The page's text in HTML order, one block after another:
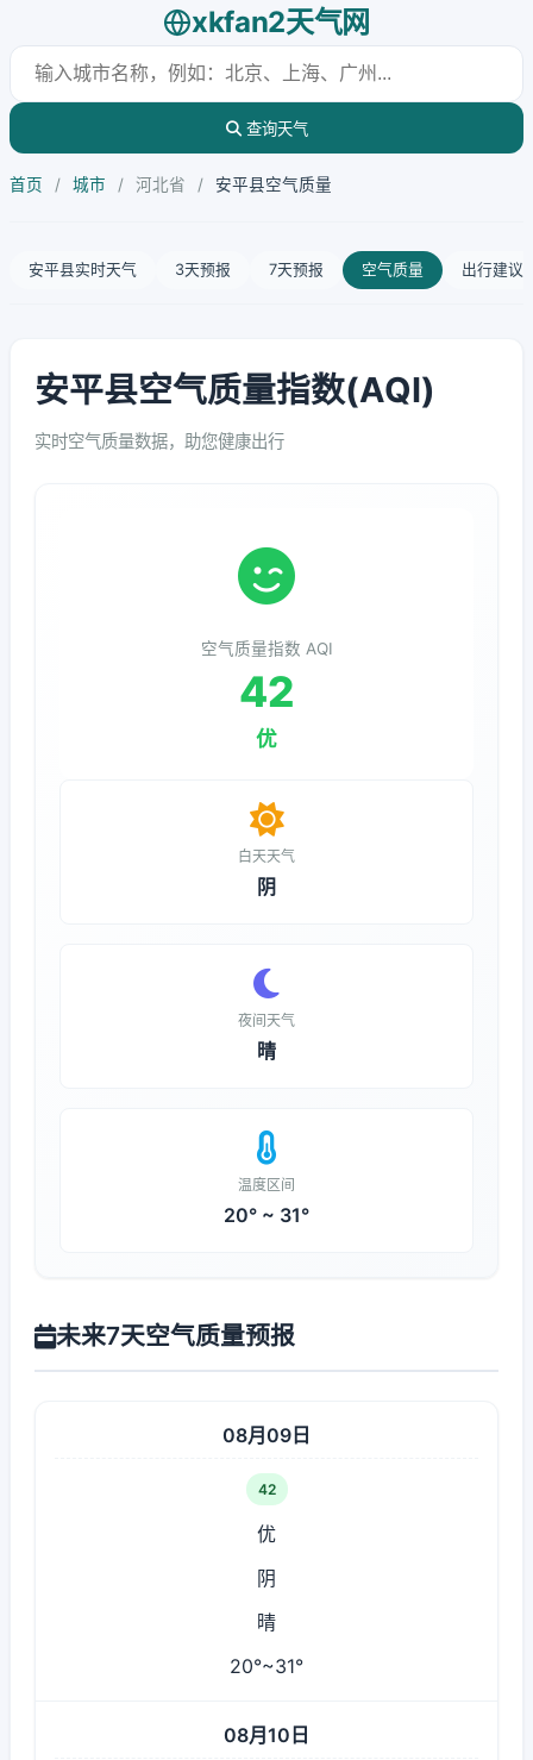
xkfan2天气网
查询天气
首页 / 城市 / 河北省 / 安平县空气质量
安平县实时天气 3天预报 7天预报 空气质量 出行建议
安平县空气质量指数(AQI)
实时空气质量数据，助您健康出行
空气质量指数 AQI
42
优
白天天气
阴
夜间天气
晴
温度区间
20° ~ 31°
未来7天空气质量预报
08月09日
42
优
阴
晴
20°~31°
08月10日